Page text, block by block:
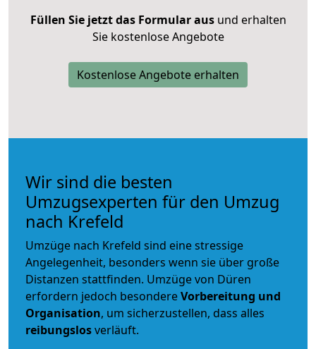
Füllen Sie jetzt das Formular ausund erhalten
Sie kostenlose Angebote
Kostenlose Angebote erhalten
Wir sind die besten
Umzugsexperten für den Umzug
nach Krefeld
Umzüge nach Krefeld sind eine stressige
Angelegenheit, besonders wenn sie über große
Distanzen stattfinden. Umzüge von Düren
erfordern jedoch besondereVorbereitung und
Organisation, um sicherzustellen, dass alles
reibungslosverläuft.